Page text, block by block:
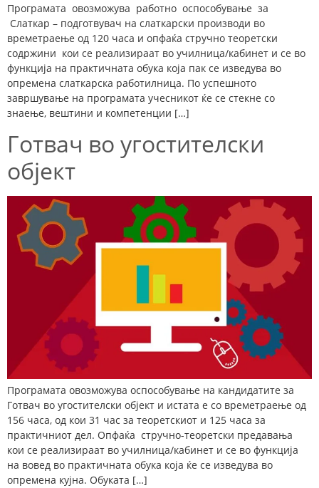
Програмата овозможува работно оспособување за
Слаткар – подготвувач на слаткарски производи во
времетраење од 120 часа и опфаќа стручно теоретски
содржини кои се реализираат во училница/кабинет и се во
функција на практичната обука која пак се изведува во
опремена слаткарска работилница. По успешното
завршување на програмата учесникот ќе се стекне со
знаење, вештини и компетенции […]
Готвач во угостителски
објект
Програмата овозможува оспособување на кандидатите за
Готвач во угостителски објект и истата е со времетраење од
156 часа, од кои 31 час за теоретскиот и 125 часа за
практичниот дел. Опфаќа стручно-теоретски предавања
кои се реализираат во училница/кабинет и се во функција
на вовед во практичната обука која ќе се изведува во
опремена кујна. Oбуката […]